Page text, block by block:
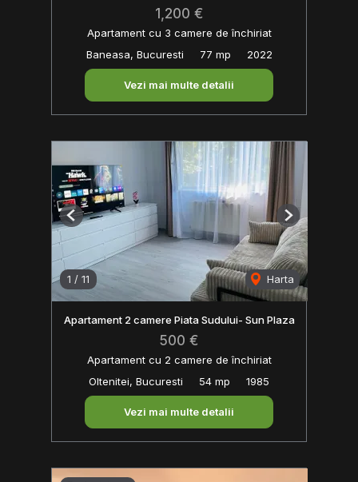
1,200 €
Apartament cu 3 camere de închiriat
Baneasa, Bucuresti
77 mp 2022
Vezi mai multe detalii
1 / 11 Harta
Previous Next
Apartament 2 camere Piata Sudului- Sun Plaza
500 €
Apartament cu 2 camere de închiriat
Oltenitei, Bucuresti
54 mp 1985
Vezi mai multe detalii